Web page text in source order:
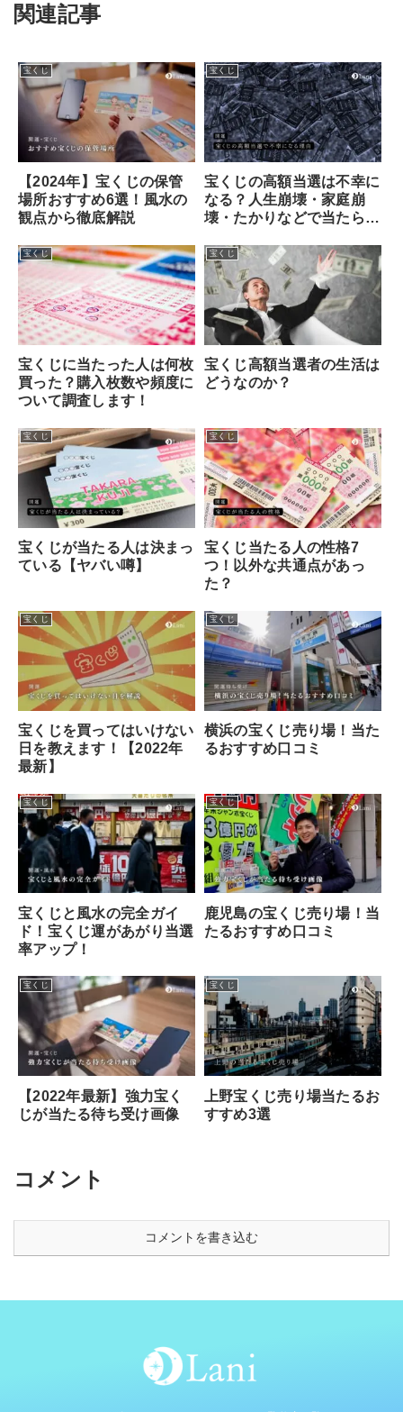
関連記事
宝くじ
【2024年】宝くじの保管
場所おすすめ6選！風水の
観点から徹底解説
宝くじ
宝くじの高額当選は不幸に
なる？人生崩壊・家庭崩
壊・たかりなどで当たらな
宝くじ
宝くじに当たった人は何枚
買った？購入枚数や頻度に
ついて調査します！
宝くじ
宝くじ高額当選者の生活は
どうなのか？
宝くじ
宝くじが当たる人は決まっ
ている【ヤバい噂】
宝くじ
宝くじ当たる人の性格7
つ！以外な共通点があっ
た？
宝くじ
宝くじを買ってはいけない
日を教えます！【2022年
最新】
宝くじ
横浜の宝くじ売り場！当た
るおすすめ口コミ
宝くじ
宝くじと風水の完全ガイ
ド！宝くじ運があがり当選
率アップ！
宝くじ
鹿児島の宝くじ売り場！当
たるおすすめ口コミ
宝くじ
【2022年最新】強力宝く
じが当たる待ち受け画像
宝くじ
上野宝くじ売り場当たるお
すすめ3選
コメント
コメントを書き込む